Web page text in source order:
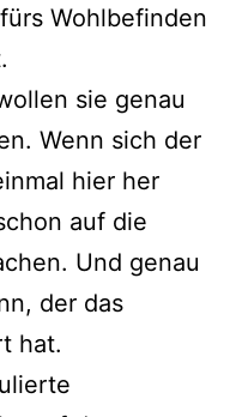
Wohlbefinden
sie genau
Wenn sich der
hier her
auf die
Und genau
der das
hat.